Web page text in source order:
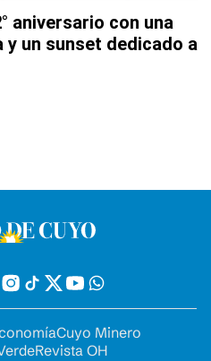
aniversario con una
un sunset dedicado a
Cuyo Minero
Revista OH